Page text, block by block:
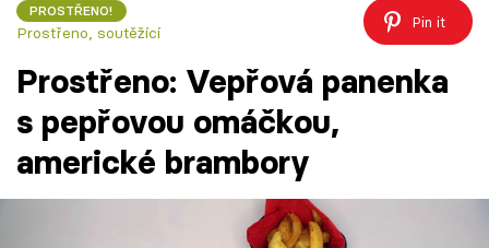
Česká kuchyně
Témata
PROSTŘENO!
Prostřeno, soutěžící
Pin it
Prostřeno: Vepřová panenka
s pepřovou omáčkou,
americké brambory